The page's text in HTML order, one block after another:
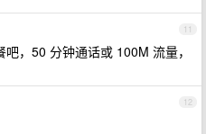
11
，50 分钟通话或 100M 流量，
12